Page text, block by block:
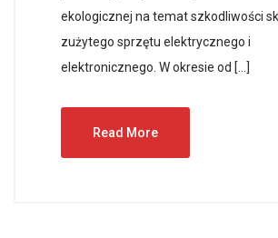
ekologicznej na temat szkodliwości
zużytego sprzętu elektrycznego i
elektronicznego. W okresie od […]
Read More